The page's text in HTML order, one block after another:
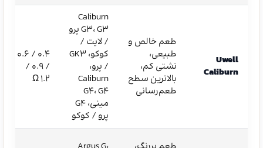
Uwell
Caliburn
طعم خالص و
طبیعی،
نشتی کم،
بالاترین سطح
طعم‌رسانی
Caliburn
G3، G3 پرو
/ لایت /
کوکو، GK3
/ پرو،
Caliburn
G4، G4
مینی، G4
پرو / کوکو
۰.۴ / ۰.۶
/ ۰.۹ /
۱.۲ Ω